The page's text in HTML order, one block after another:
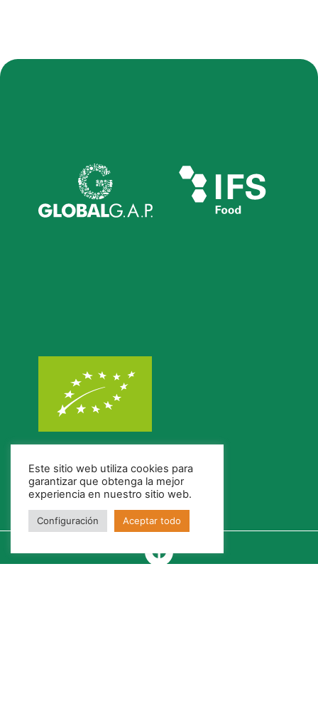
Este sitio web utiliza cookies para
garantizar que obtenga la mejor
experiencia en nuestro sitio web.
Configuración Aceptar todo